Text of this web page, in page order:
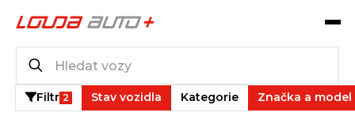
Filtr 2 Stav vozidla Kategorie Značka a model